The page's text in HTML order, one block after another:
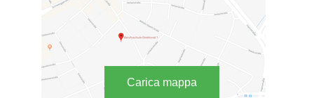
Carica mappa